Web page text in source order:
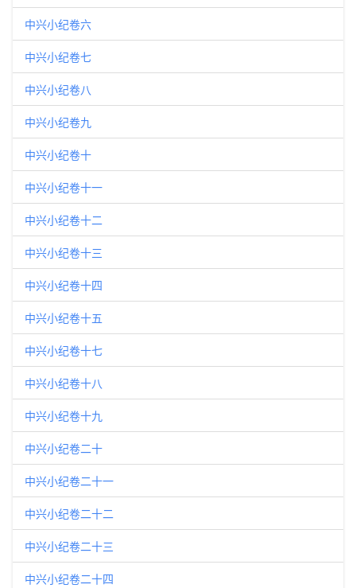
中兴小纪卷六
中兴小纪卷七
中兴小纪卷八
中兴小纪卷九
中兴小纪卷十
中兴小纪卷十一
中兴小纪卷十二
中兴小纪卷十三
中兴小纪卷十四
中兴小纪卷十五
中兴小纪卷十七
中兴小纪卷十八
中兴小纪卷十九
中兴小纪卷二十
中兴小纪卷二十一
中兴小纪卷二十二
中兴小纪卷二十三
中兴小纪卷二十四